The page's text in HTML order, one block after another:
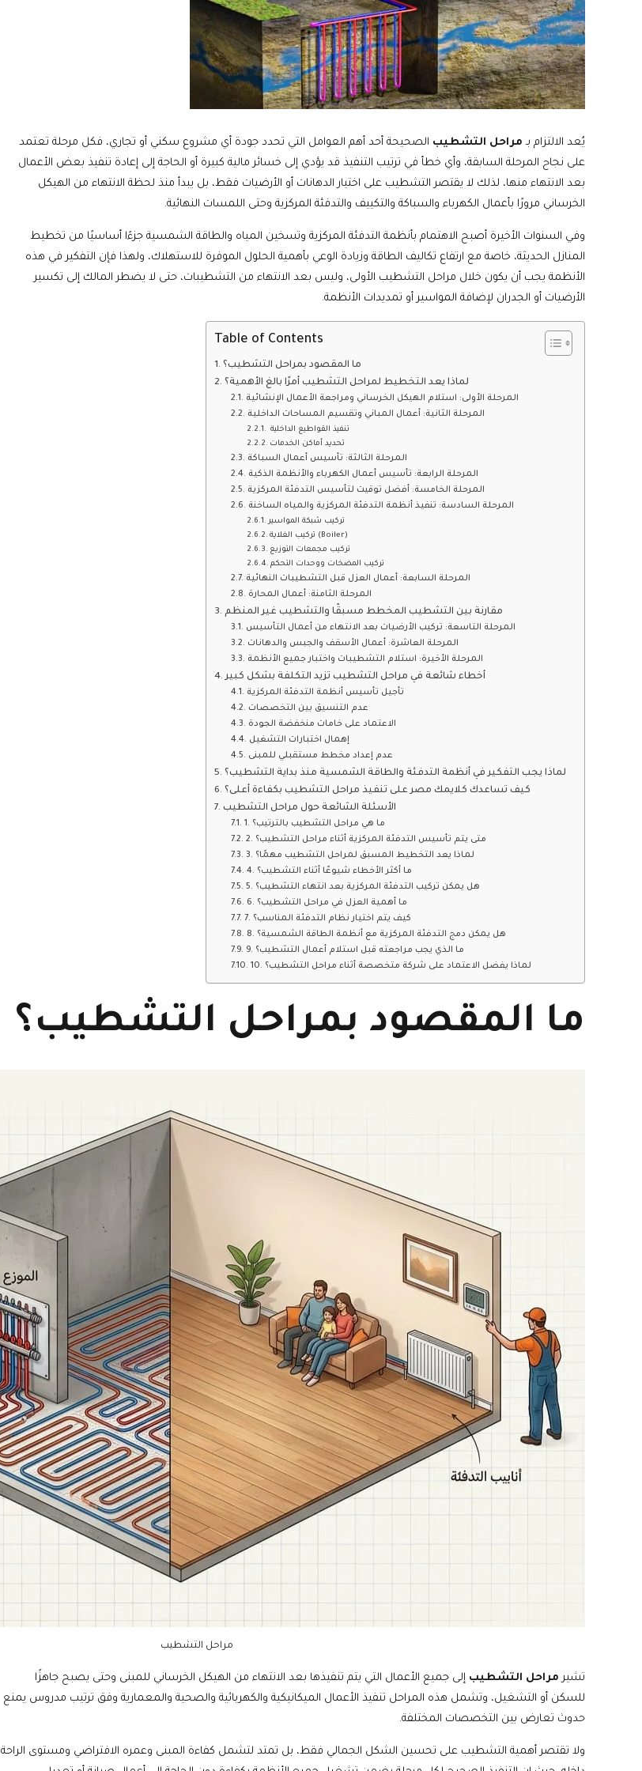
يُعد الالتزام بـ مراحل التشطيب الصحيحة أحد أهم العوامل التي تحدد جودة أي مشروع سكني أو تجاري، فكل مرحلة تعتمد
على نجاح المرحلة السابقة، وأي خطأ في ترتيب التنفيذ قد يؤدي إلى خسائر مالية كبيرة أو الحاجة إلى إعادة تنفيذ بعض الأعمال
بعد الانتهاء منها، لذلك لا يقتصر التشطيب على اختيار الدهانات أو الأرضيات فقط، بل يبدأ منذ لحظة الانتهاء من الهيكل
الخرساني مرورًا بأعمال الكهرباء والسباكة والتكييف والتدفئة المركزية وحتى اللمسات النهائية.
وفي السنوات الأخيرة أصبح الاهتمام بأنظمة التدفئة المركزية وتسخين المياه والطاقة الشمسية جزءًا أساسيًا من تخطيط
المنازل الحديثة، خاصة مع ارتفاع تكاليف الطاقة وزيادة الوعي بأهمية الحلول الموفرة للاستهلاك، ولهذا فإن التفكير في هذه
الأنظمة يجب أن يكون خلال مراحل التشطيب الأولى، وليس بعد الانتهاء من التشطيبات، حتى لا يضطر المالك إلى تكسير
الأرضيات أو الجدران لإضافة المواسير أو تمديدات الأنظمة.
Table of Contents
ما المقصود بمراحل التشطيب؟
لماذا يعد التخطيط لمراحل التشطيب أمرًا بالغ الأهمية؟
المرحلة الأولى: استلام الهيكل الخرساني ومراجعة الأعمال الإنشائية
المرحلة الثانية: أعمال المباني وتقسيم المساحات الداخلية
تنفيذ القواطيع الداخلية
تحديد أماكن الخدمات
المرحلة الثالثة: تأسيس أعمال السباكة
المرحلة الرابعة: تأسيس أعمال الكهرباء والأنظمة الذكية
المرحلة الخامسة: أفضل توقيت لتأسيس التدفئة المركزية
المرحلة السادسة: تنفيذ أنظمة التدفئة المركزية والمياه الساخنة
تركيب شبكة المواسير
تركيب الغلاية (Boiler)
تركيب مجمعات التوزيع
تركيب المضخات ووحدات التحكم
المرحلة السابعة: أعمال العزل قبل التشطيبات النهائية
المرحلة الثامنة: أعمال المحارة
مقارنة بين التشطيب المخطط مسبقًا والتشطيب غير المنظم
المرحلة التاسعة: تركيب الأرضيات بعد الانتهاء من أعمال التأسيس
المرحلة العاشرة: أعمال الأسقف والجبس والدهانات
المرحلة الأخيرة: استلام التشطيبات واختبار جميع الأنظمة
أخطاء شائعة في مراحل التشطيب تزيد التكلفة بشكل كبير
تأجيل تأسيس أنظمة التدفئة المركزية
عدم التنسيق بين التخصصات
الاعتماد على خامات منخفضة الجودة
إهمال اختبارات التشغيل
عدم إعداد مخطط مستقبلي للمبنى
كيف تساعدك كلايمك مصر على تنفيذ مراحل التشطيب بكفاءة أعلى؟
الأسئلة الشائعة حول مراحل التشطيب
1. ما هي مراحل التشطيب بالترتيب؟
2. متى يتم تأسيس التدفئة المركزية أثناء مراحل التشطيب؟
3. لماذا يعد التخطيط المسبق لمراحل التشطيب مهمًا؟
4. ما أكثر الأخطاء شيوعًا أثناء التشطيب؟
5. هل يمكن تركيب التدفئة المركزية بعد انتهاء التشطيب؟
6. ما أهمية العزل في مراحل التشطيب؟
7. كيف يتم اختيار نظام التدفئة المناسب؟
8. هل يمكن دمج التدفئة المركزية مع أنظمة الطاقة الشمسية؟
9. ما الذي يجب مراجعته قبل استلام أعمال التشطيب؟
10. لماذا يفضل الاعتماد على شركة متخصصة أثناء مراحل التشطيب؟
ما المقصود بمراحل التشطيب؟
مراحل التشطيب
تشير مراحل التشطيب إلى جميع الأعمال التي يتم تنفيذها بعد الانتهاء من الهيكل الخرساني للمبنى وحتى يصبح جاهزًا
للسكن أو التشغيل، وتشمل هذه المراحل تنفيذ الأعمال الميكانيكية والكهربائية والصحية والمعمارية وفق ترتيب مدروس يمنع
حدوث تعارض بين التخصصات المختلفة.
ولا تقتصر أهمية التشطيب على تحسين الشكل الجمالي فقط، بل تمتد لتشمل كفاءة المبنى وعمره الافتراضي ومستوى الراحة